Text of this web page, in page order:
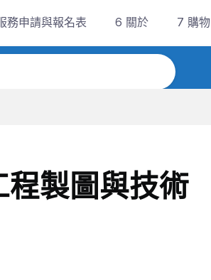
務申請與報名表 6 關於 7 購物
製圖與技術